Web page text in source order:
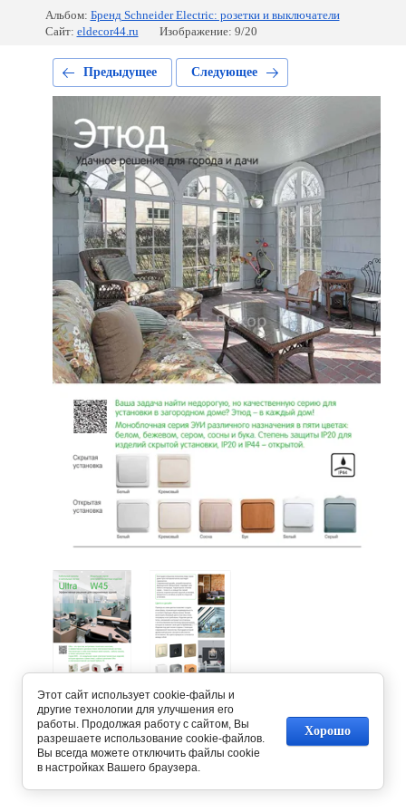
Альбом: Бренд Schneider Electric: розетки и выключатели
Сайт: eldecor44.ru Изображение: 9/20
Предыдущее Следующее
Предыдущее Следующее
Вернуться в галерею
Этот сайт использует cookie-файлы и
другие технологии для улучшения его
работы. Продолжая работу с сайтом, Вы
разрешаете использование cookie-файлов.
Вы всегда можете отключить файлы cookie
в настройках Вашего браузера.
Хорошо